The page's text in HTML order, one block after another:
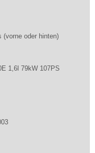
(vorne oder hinten)
1,6l 79kW 107PS